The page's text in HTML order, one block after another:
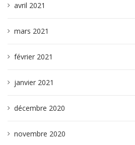
avril 2021
mars 2021
février 2021
janvier 2021
décembre 2020
novembre 2020